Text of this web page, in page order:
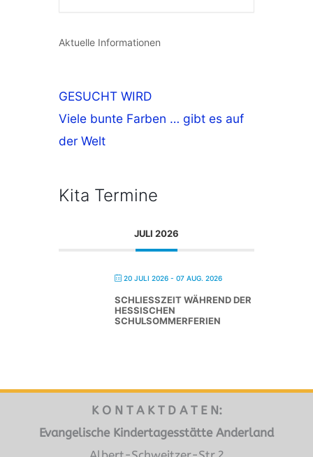
Aktuelle Informationen
GESUCHT WIRD
Viele bunte Farben … gibt es auf
der Welt
Kita Termine
JULI 2026
20 JULI 2026 - 07 AUG. 2026
SCHLIESSZEIT WÄHREND DER H
ESSISCHEN S
CHULSOMMERFERIEN
K O N T A K T D A T E N:
Evangelische Kindertagesstätte Anderland